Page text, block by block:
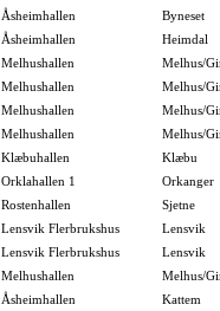
Åsheimhallen
Byneset
Åsheimhallen
Heimdal
Melhushallen
Melhus/
Melhushallen
Melhus/
Melhushallen
Melhus/
Melhushallen
Melhus/
Klæbuhallen
Klæbu
Orklahallen 1
Orkanger
Rostenhallen
Sjetne
Lensvik Flerbrukshus
Lensvik
Lensvik Flerbrukshus
Lensvik
Melhushallen
Melhus/
Åsheimhallen
Kattem